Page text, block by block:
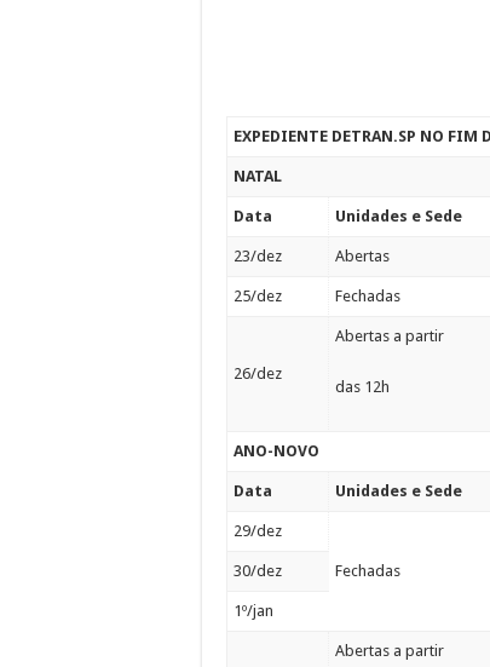
EXPEDIENTE DETRAN.SP NO FIM
NATAL
Data Unidades e Sede
23/dez Abertas
25/dez Fechadas
26/dez
Abertas a partir
das 12h
ANO-NOVO
Data Unidades e Sede
29/dez
Fechadas
30/dez
1º/jan
Abertas a partir